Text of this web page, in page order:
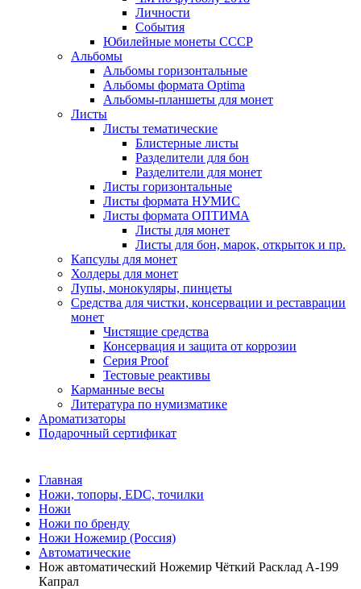
Личности
События
Юбилейные монеты СССР
Альбомы
Альбомы горизонтальные
Альбомы формата Optima
Альбомы-планшеты для монет
Листы
Листы тематические
Блистерные листы
Разделители для бон
Разделители для монет
Листы горизонтальные
Листы формата НУМИС
Листы формата ОПТИМА
Листы для монет
Листы для бон, марок, открыток и пр.
Капсулы для монет
Холдеры для монет
Лупы, монокуляры, пинцеты
Средства для чистки, консервации и реставрации
монет
Чистящие средства
Консервация и защита от коррозии
Серия Proof
Тестовые реактивы
Карманные весы
Литература по нумизматике
Ароматизаторы
Подарочный сертификат
Главная
Ножи, топоры, EDC, точилки
Ножи
Ножи по бренду
Ножи Ножемир (Россия)
Автоматические
Нож автоматический Ножемир Чёткий Расклад A-199
Капрал